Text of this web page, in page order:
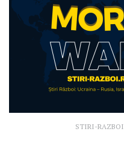
STIRI-RAZBOI